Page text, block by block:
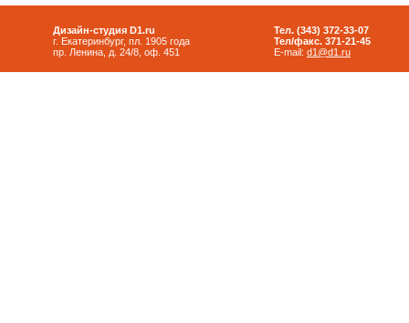
Дизайн-студия D1.ru
г. Екатеринбург, пл. 1905 года
пр. Ленина, д. 24/8, оф. 451
Тел. (343) 372-33-07
Тел/факс. 371-21-45
E-mail: d1@d1.ru